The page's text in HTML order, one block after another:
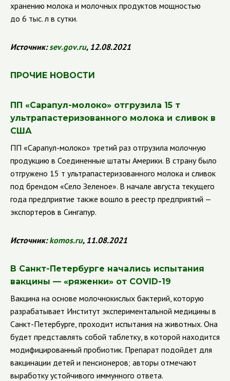
хранению молока и молочных продуктов мощностью
до 6 тыс. л в сутки.
Источник:sev.gov.ru, 12.08.2021
ПРОЧИЕ НОВОСТИ
ПП «Сарапул-молоко» отгрузила 15 т
ультрапастеризованного молока и сливок в
США
ПП «Сарапул-молоко» третий раз отгрузила молочную
продукцию в Соединенные штаты Америки. В страну было
отгружено 15 т ультрапастеризованного молока и сливок
под брендом «Село Зеленое». В начале августа текущего
года предприятие также вошло в реестр предприятий —
экспортеров в Сингапур.
Источник:komos.ru, 11.08.2021
В Санкт-Петербурге начались испытания
вакцины — «ряженки» от COVID-19
Вакцина на основе молочнокислых бактерий, которую
разрабатывает Институт экспериментальной медицины в
Санкт-Петербурге, проходит испытания на животных. Она
будет представлять собой таблетку, в которой находится
модифицированный пробиотик. Препарат подойдет для
вакцинации детей и пенсионеров; авторы отмечают
выработку устойчивого иммунного ответа.